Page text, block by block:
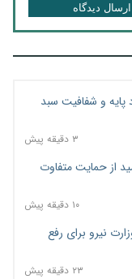
ارسال دیدگاه
پایه و شفافیت سبد
۳ دقیقه پیش
از حمایت متفاوت
۱۰ دقیقه پیش
وزارت نیرو برای رفع
۲۳ دقیقه پیش